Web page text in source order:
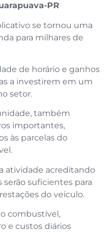
PR
se tornou uma
para milhares de
de horário e ganhos
a investirem em um
setor.
também
importantes,
às parcelas do
atividade acreditando
serão suficientes para
do veículo.
combustível,
e custos diários